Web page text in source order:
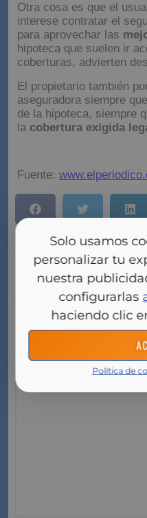
Solo usamos
personalizar tu
nuestra
configurarlas
haciendo clic
Política de
Otra cosa es que el
interese contratar el
para aprovechar las
hipoteca que suelen ir
coberturas, advierten
El propietario también
aseguradora siempre
de la hipoteca, siempre
la cobertura exigida
Fuente:
Deja aquí tu
o respuesta
Tu dirección de
publicada. Los
marcados con
Comentario*